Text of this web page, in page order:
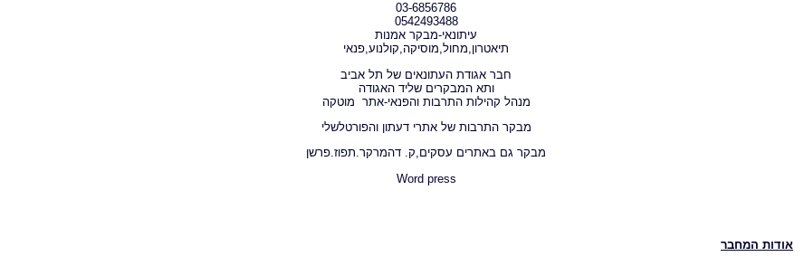
03-6856786
0542493488
עיתונאי-מבקר אמנות
תיאטרון,מחול,מוסיקה,קולנוע,פנאי
חבר אגודת העתונאים של תל אביב
ותא המבקרים שליד האגודה
מנהל קהילות התרבות והפנאי-אתר מוטקה
מבקר התרבות של אתרי דעתון והפורטלשלי
מבקר גם באתרים עסקים,ק. דהמרקר.תפוז.פרשן
Word press
אודות המחבר